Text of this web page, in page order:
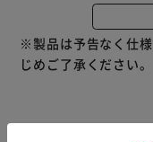
土・日・祝日9:00
（年末年始・夏期休
LED棚下照明 専用照
※製品は予告なく仕
じめご了承ください。